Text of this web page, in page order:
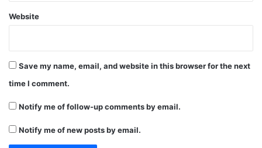
Website
Save my name, email, and website in this browser for the next
time I comment.
Notify me of follow-up comments by email.
Notify me of new posts by email.